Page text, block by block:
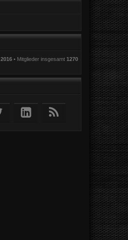
2016• Mitglieder insgesamt 1270